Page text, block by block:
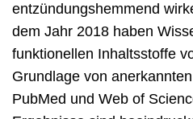
entzündungshemmend
dem Jahr 2018 haben
funktionellen Inhaltsstoffe
Grundlage von
PubMed und Web of